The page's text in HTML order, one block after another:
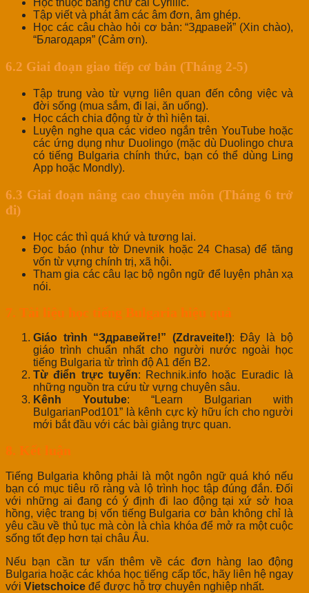
Học thuộc bảng chữ cái Cyrillic.
Tập viết và phát âm các âm đơn, âm ghép.
Học các câu chào hỏi cơ bản: “Здравей” (Xin chào),
“Благодаря” (Cảm ơn).
6.2 Giai đoạn giao tiếp cơ bản (Tháng 2-5)
Tập trung vào từ vựng liên quan đến công việc và
đời sống (mua sắm, đi lại, ăn uống).
Học cách chia động từ ở thì hiện tại.
Luyện nghe qua các video ngắn trên YouTube hoặc
các ứng dụng như Duolingo (mặc dù Duolingo chưa
có tiếng Bulgaria chính thức, bạn có thể dùng Ling
App hoặc Mondly).
6.3 Giai đoạn nâng cao chuyên môn (Tháng 6 trở
đi)
Học các thì quá khứ và tương lai.
Đọc báo (như tờ Dnevnik hoặc 24 Chasa) để tăng
vốn từ vựng chính trị, xã hội.
Tham gia các câu lạc bộ ngôn ngữ để luyện phản xạ
nói.
7. Tài liệu học tiếng Bulgaria hiệu quả
Giáo trình “Здравейте!” (Zdraveite!): Đây là bộ
giáo trình chuẩn nhất cho người nước ngoài học
tiếng Bulgaria từ trình độ A1 đến B2.
Từ điển trực tuyến: Rechnik.info hoặc Euradic là
những nguồn tra cứu từ vựng chuyên sâu.
Kênh Youtube: “Learn Bulgarian with
BulgarianPod101” là kênh cực kỳ hữu ích cho người
mới bắt đầu với các bài giảng trực quan.
8. Kết luận
Tiếng Bulgaria không phải là một ngôn ngữ quá khó nếu
bạn có mục tiêu rõ ràng và lộ trình học tập đúng đắn. Đối
với những ai đang có ý định đi lao động tại xứ sở hoa
hồng, việc trang bị vốn tiếng Bulgaria cơ bản không chỉ là
yêu cầu về thủ tục mà còn là chìa khóa để mở ra một cuộc
sống tốt đẹp hơn tại châu Âu.
Nếu bạn cần tư vấn thêm về các đơn hàng lao động
Bulgaria hoặc các khóa học tiếng cấp tốc, hãy liên hệ ngay
với Vietschoice để được hỗ trợ chuyên nghiệp nhất.